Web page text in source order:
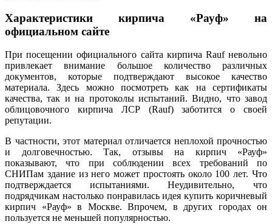
Характеристики кирпича «Рауф» на
официальном сайте
При посещении официального сайта кирпича Rauf невольно
привлекает внимание большое количество различных
документов, которые подтверждают высокое качество
материала. Здесь можно посмотреть как на сертификаты
качества, так и на протоколы испытаний. Видно, что завод
облицовочного кирпича ЛСР (Rauf) заботится о своей
репутации.
В частности, этот материал отличается неплохой прочностью
и долговечностью. Так, отзывы на кирпич «Рауф»
показывают, что при соблюдении всех требований по
СНИПам здание из него может простоять около 100 лет. Что
подтверждается испытаниями. Неудивительно, что
подрядчикам настолько понравилась идея купить коричневый
кирпич «Рауф» в Москве. Впрочем, в других городах он
пользуется не меньшей популярностью.